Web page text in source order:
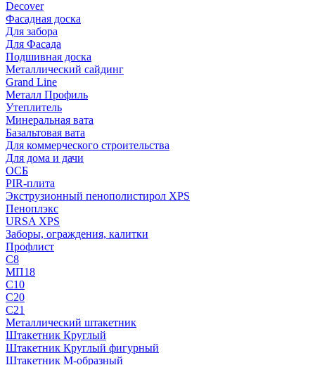
Decover
Фасадная доска
Для забора
Для Фасада
Подшивная доска
Металлический сайдинг
Grand Line
Металл Профиль
Утеплитель
Минеральная вата
Базальтовая вата
Для коммерческого строительства
Для дома и дачи
ОСБ
PIR-плита
Экструзионный пенополистирол XPS
Пеноплэкс
URSA XPS
Заборы, ограждения, калитки
Профлист
С8
МП18
С10
С20
С21
Металлический штакетник
Штакетник Круглый
Штакетник Круглый фигурный
Штакетник М-образный